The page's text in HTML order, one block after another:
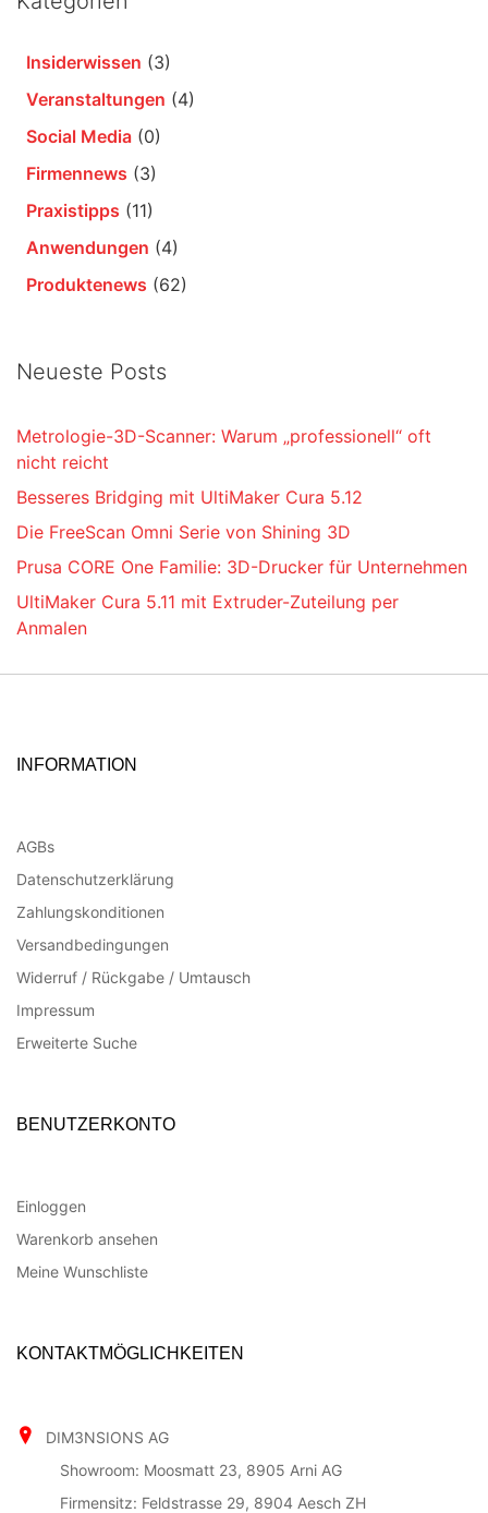
Insiderwissen (3)
Veranstaltungen (4)
Social Media (0)
Firmennews (3)
Praxistipps (11)
Anwendungen (4)
Produktenews (62)
Neueste Posts
Metrologie-3D-Scanner: Warum „professionell“ oft
nicht reicht
Besseres Bridging mit UltiMaker Cura 5.12
Die FreeScan Omni Serie von Shining 3D
Prusa CORE One Familie: 3D-Drucker für Unternehmen
UltiMaker Cura 5.11 mit Extruder-Zuteilung per
Anmalen
INFORMATION
AGBs
Datenschutzerklärung
Zahlungskonditionen
Versandbedingungen
Widerruf / Rückgabe / Umtausch
Impressum
Erweiterte Suche
BENUTZERKONTO
Einloggen
Warenkorb ansehen
Meine Wunschliste
KONTAKTMÖGLICHKEITEN
DIM3NSIONS AG
Showroom: Moosmatt 23, 8905 Arni AG
Firmensitz: Feldstrasse 29, 8904 Aesch ZH